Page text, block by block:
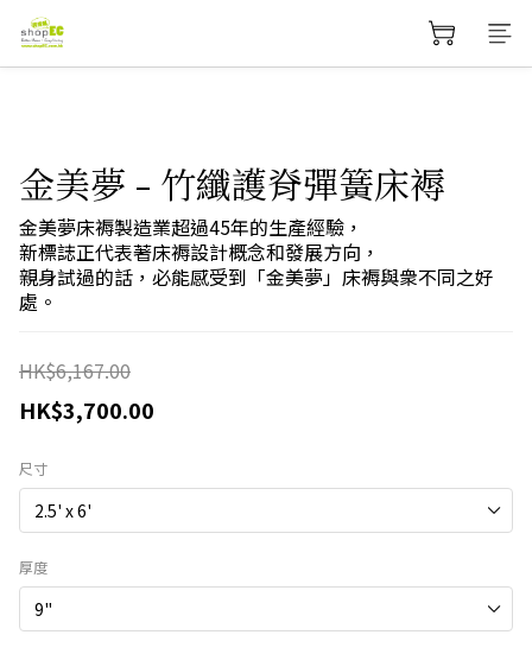
金美夢 - 竹纖護脊彈簧床褥
金美夢床褥製造業超過45年的生產經驗，
新標誌正代表著床褥設計概念和發展方向，
親身試過的話，必能感受到「金美夢」床褥與衆不同之好
處。
HK$6,167.00
HK$3,700.00
尺寸
厚度